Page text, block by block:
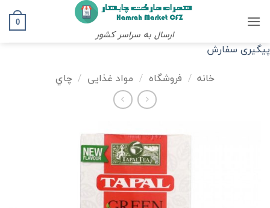
ارسال به سراسر کشور
0
پیگیری سفارش
خانه / فروشگاه / مواد غذایی / چاي